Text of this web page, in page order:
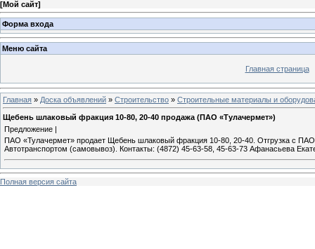
[Мой сайт]
Форма входа
Меню сайта
Главная страница
Главная » Доска объявлений » Строительство » Строительные материалы и
Щебень шлаковый фракция 10-80, 20-40 продажа (ПАО «Тулачермет»)
Предложение |
ПАО «Тулачермет» продает Щебень шлаковый фракция 10-80, 20-40. Отгрузка с
Автотранспортом (самовывоз). Контакты: (4872) 45-63-58, 45-63-73 Афанасьева
Полная версия сайта